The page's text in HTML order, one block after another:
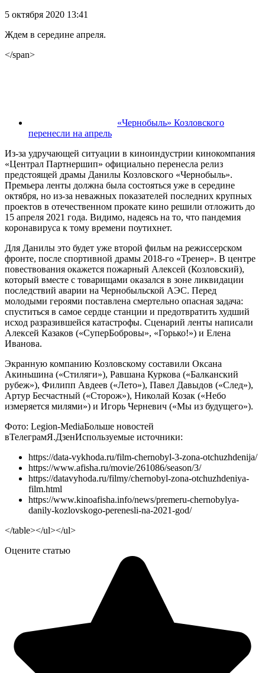
5 октября 2020 13:41
Ждем в середине апреля.
</span>
«Чернобыль» Козловского
перенесли на апрель
Из-за удручающей ситуации в киноиндустрии кинокомпания
«Централ Партнершип» официально перенесла релиз
предстоящей драмы Данилы Козловского «Чернобыль».
Премьера ленты должна была состояться уже в середине
октября, но из-за неважных показателей последних крупных
проектов в отечественном прокате кино решили отложить до
15 апреля 2021 года. Видимо, надеясь на то, что пандемия
коронавируса к тому времени поутихнет.
Для Данилы это будет уже второй фильм на режиссерском
фронте, после спортивной драмы 2018-го «Тренер». В центре
повествования окажется пожарный Алексей (Козловский),
который вместе с товарищами оказался в зоне ликвидации
последствий аварии на Чернобыльской АЭС. Перед
молодыми героями поставлена смертельно опасная задача:
спуститься в самое сердце станции и предотвратить худший
исход разразившейся катастрофы. Сценарий ленты написали
Алексей Казаков («СуперБобровы», «Горько!») и Елена
Иванова.
Экранную компанию Козловскому составили Оксана
Акиньшина («Стиляги»), Равшана Куркова («Балканский
рубеж»), Филипп Авдеев («Лето»), Павел Давыдов («След»),
Артур Бесчастный («Сторож»), Николай Козак («Небо
измеряется милями») и Игорь Черневич («Мы из будущего»).
Фото: Legion-MediaБольше новостей
вТелеграмЯ.ДзенИспользуемые источники:
https://data-vykhoda.ru/film-chernobyl-3-zona-otchuzhdenija/
https://www.afisha.ru/movie/261086/season/3/
https://datavyhoda.ru/filmy/chernobyl-zona-otchuzhdeniya-
film.html
https://www.kinoafisha.info/news/premeru-chernobylya-
danily-kozlovskogo-perenesli-na-2021-god/
</table></ul></ul>
Оцените статью